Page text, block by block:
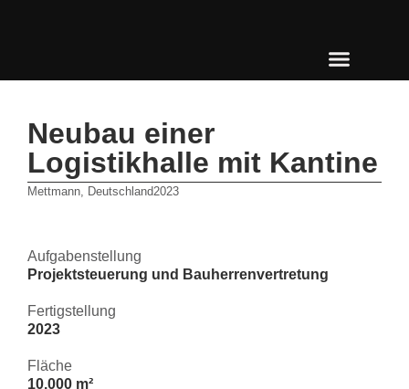
Neubau einer
Logistikhalle mit Kantine
Mettmann, Deutschland2023
Aufgabenstellung
Projektsteuerung und Bauherrenvertretung
Fertigstellung
2023
Fläche
10.000 m²